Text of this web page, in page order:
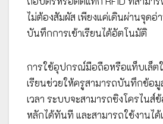
ไม่ต้องสัมผัส เพียงแค่เดินผ่านจุด
บันทึกการเข้าเรียนได้อัตโนมัติ
การใช้อุปกรณ์มือถือหรือแท็บเล็ต
เรียนช่วยให้ครูสามารถบันทึกข้อ
เวลา ระบบจะสามารถซิงโครไน
หลักได้ทันที และสามารถใช้งานไ